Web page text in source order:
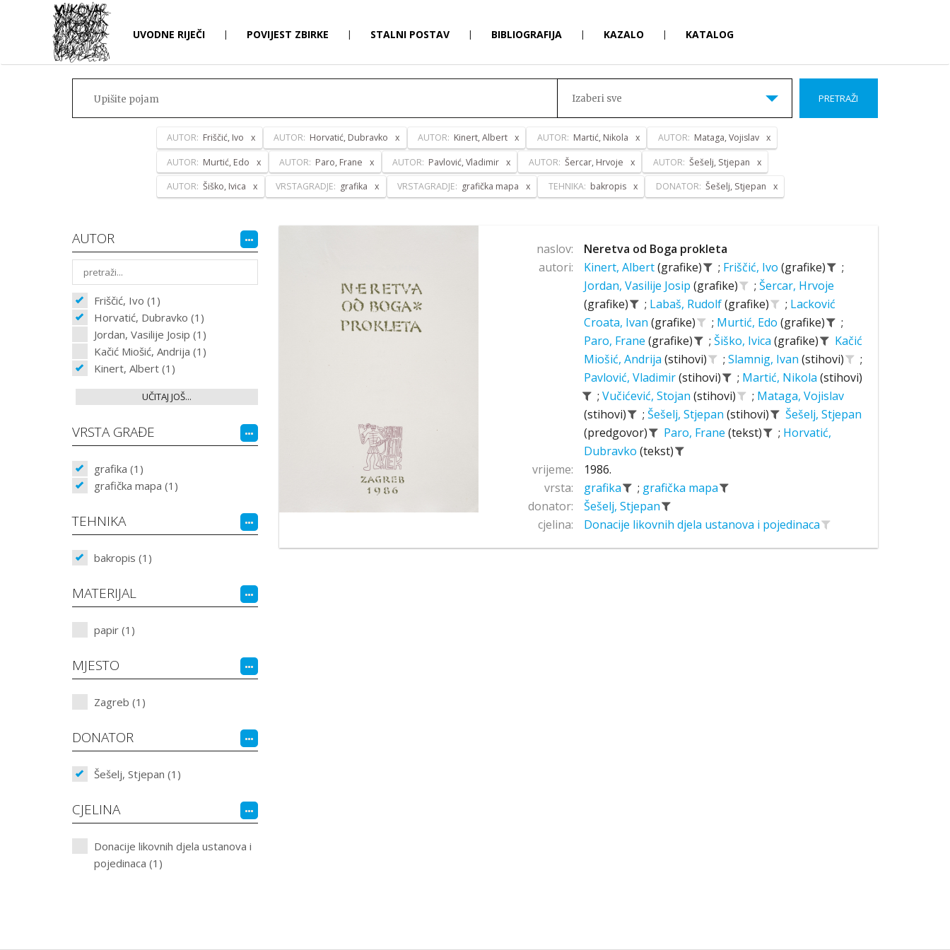
UVODNE RIJEČI | POVIJEST ZBIRKE | STALNI POSTAV | BIBLIOGRAFIJA | KAZALO | KATALOG
Izaberi sve PRETRAŽI
AUTOR: Friščić, Ivo AUTOR: Horvatić, Dubravko AUTOR: Kinert, Albert AUTOR: Martić, Nikola AUTOR: Mataga, Vojislav
AUTOR: Murtić, Edo AUTOR: Paro, Frane AUTOR: Pavlović, Vladimir AUTOR: Šercar, Hrvoje AUTOR: Šešelj, Stjepan
AUTOR: Šiško, Ivica VRSTAGRADJE: grafika VRSTAGRADJE: grafička mapa TEHNIKA: bakropis DONATOR: Šešelj, Stjepan
AUTOR
Friščić, Ivo (1)
Horvatić, Dubravko (1)
Jordan, Vasilije Josip (1)
Kačić Miošić, Andrija (1)
Kinert, Albert (1)
UČITAJ JOŠ...
VRSTA GRAĐE
grafika (1)
grafička mapa (1)
TEHNIKA
bakropis (1)
MATERIJAL
papir (1)
MJESTO
Zagreb (1)
DONATOR
Šešelj, Stjepan (1)
CJELINA
Donacije likovnih djela ustanova i
pojedinaca (1)
naslov:
Neretva od Boga prokleta
autori:
Kinert, Albert(grafike) ; Friščić, Ivo (grafike)
;
Jordan, Vasilije Josip (grafike) ; Šercar, Hrvoje
(grafike)
; Labaš, Rudolf(grafike) ; Lacković
Croata, Ivan (grafike) ; Murtić, Edo (grafike)
;
Paro, Frane (grafike) ; Šiško, Ivica (grafike)
Kačić
Miošić, Andrija (stihovi) ; Slamnig, Ivan (stihovi)
;
Pavlović, Vladimir(stihovi) ; Martić, Nikola (stihovi)
; Vučićević, Stojan (stihovi) ; Mataga, Vojislav
(stihovi)
; Šešelj, Stjepan (stihovi)
Šešelj, Stjepan
(predgovor)
Paro, Frane (tekst) ; Horvatić,
Dubravko (tekst)
vrijeme:
1986.
vrsta:
grafika ; grafička mapa
donator:
Šešelj, Stjepan
cjelina:
Donacije likovnih djela ustanova i pojedinaca